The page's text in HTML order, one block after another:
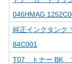
046HMAG
純正インクタンク
84C001
T07 トナー BK